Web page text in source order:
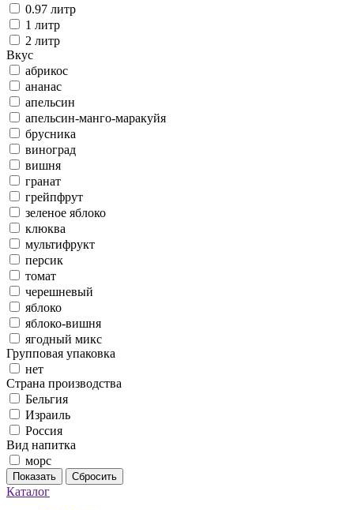
0.97 литр
1 литр
2 литр
Вкус
абрикос
ананас
апельсин
апельсин-манго-маракуйя
брусника
виноград
вишня
гранат
грейпфрут
зеленое яблоко
клюква
мультифрукт
персик
томат
черешневый
яблоко
яблоко-вишня
ягодный микс
Групповая упаковка
нет
Страна производства
Бельгия
Израиль
Россия
Вид напитка
морс
Показать Сбросить
Каталог